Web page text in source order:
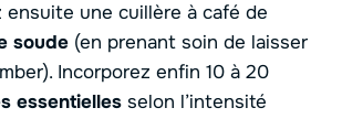
ensuite une cuillère à café de
soude (en prenant soin de laisser
Incorporez enfin 10 à 20
essentielles selon l’intensité